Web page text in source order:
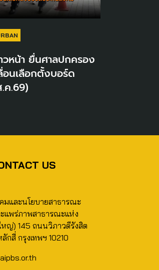
หน้า ยื่นศาลปกครอง
อนเลือกตั้งบอร์ด
ค.69)
US
มและนโยบายสาธารณะ
ะแพร่ภาพสาธารณะแห่ง
หญ่) 145 ถนนวิภาวดีรังสิต
กสี่ กรุงเทพฯ 10210